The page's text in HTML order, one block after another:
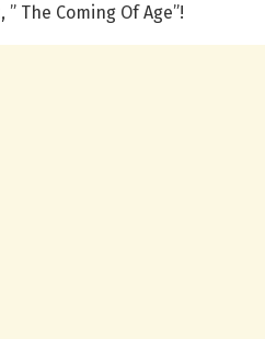
” The Coming Of Age”!